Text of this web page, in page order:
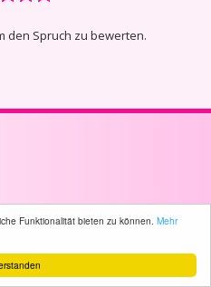
Funktionalität bieten zu können. Mehr
den Spruch zu bewerten.
- All rights reserved -36 user(s)